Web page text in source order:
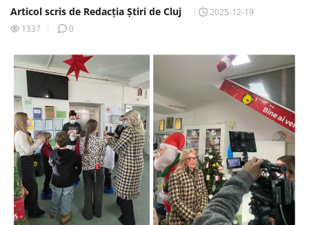
Articol scris de Redacția Știri de Cluj
2025-12-19
1337
0